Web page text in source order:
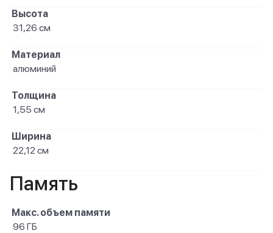
Высота
31,26 см
Материал
алюминий
Толщина
1,55 см
Ширина
22,12 см
Память
Макс. объем памяти
96 ГБ